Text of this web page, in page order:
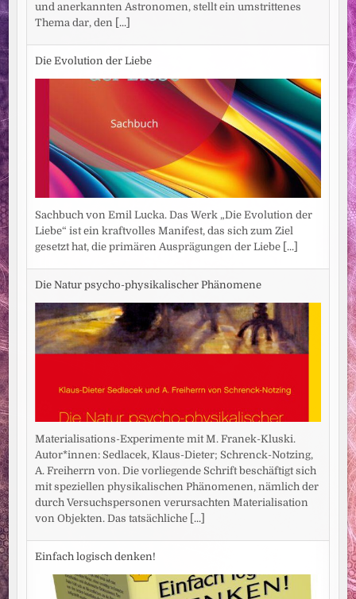
und anerkannten Astronomen, stellt ein umstrittenes
Thema dar, den [...]
Die Evolution der Liebe
Sachbuch von Emil Lucka. Das Werk „Die Evolution der
Liebe“ ist ein kraftvolles Manifest, das sich zum Ziel
gesetzt hat, die primären Ausprägungen der Liebe [...]
Die Natur psycho-physikalischer Phänomene
Materialisations-Experimente mit M. Franek-Kluski.
Autor*innen: Sedlacek, Klaus-Dieter; Schrenck-Notzing,
A. Freiherrn von. Die vorliegende Schrift beschäftigt sich
mit speziellen physikalischen Phänomenen, nämlich der
durch Versuchspersonen verursachten Materialisation
von Objekten. Das tatsächliche [...]
Einfach logisch denken!